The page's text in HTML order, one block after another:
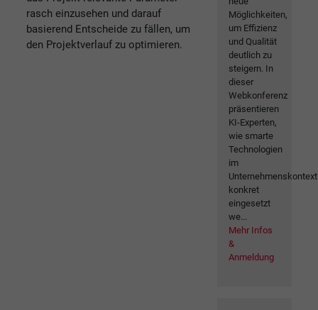
rasch einzusehen und darauf
basierend Entscheide zu fällen, um
den Projektverlauf zu optimieren.
Möglichkeiten,
um Effizienz
und Qualität
deutlich zu
steigern. In
dieser
Webkonferenz
präsentieren
KI-Experten,
wie smarte
Technologien
im
Unternehmenskontext
konkret
eingesetzt
we...
Mehr Infos
&
Anmeldung